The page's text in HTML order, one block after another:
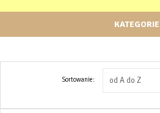
KATEGORIE
Sortowanie: od A do Z